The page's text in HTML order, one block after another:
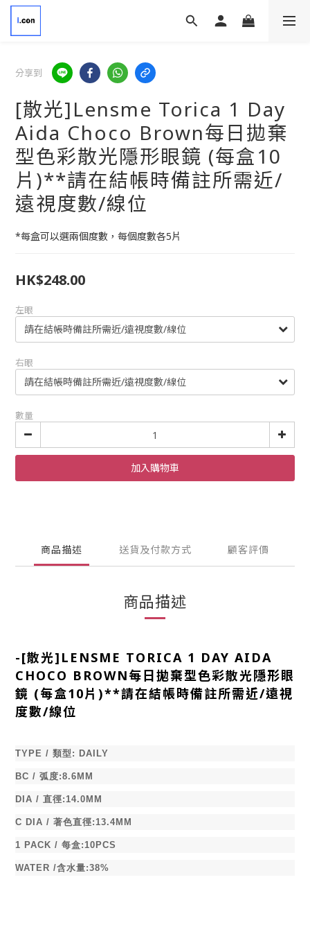
分享到
[散光]Lensme Torica 1 Day
Aida Choco Brown每日拋棄
型色彩散光隱形眼鏡 (每盒10
片)**請在結帳時備註所需近/
遠視度數/線位
*每盒可以選兩個度數，每個度數各5片
HK$248.00
左眼
右眼
數量
加入購物車
商品描述 送貨及付款方式 顧客評價
商品描述
-[散光]LENSME TORICA 1 DAY AIDA
CHOCO BROWN每日拋棄型色彩散光隱形眼
鏡 (每盒10片)**請在結帳時備註所需近/遠視
度數/線位
TYPE / 類型 : DAILY
BC / 弧度:8.6MM
DIA / 直徑:14.0MM
C DIA / 著色直徑:13.4MM
1 PACK / 每盒:10PCS
WATER /含水量:38%